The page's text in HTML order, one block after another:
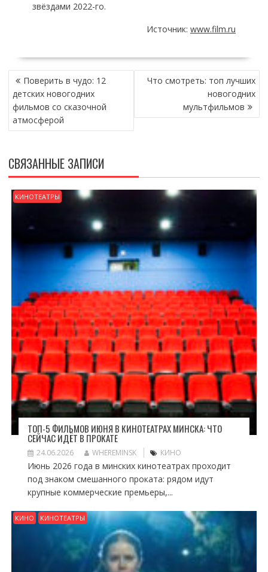
звёздами 2022-го.
Источник:www.film.ru
НАВИГАЦИЯ
ПО
ЗАПИСЯМ
Поверить в чудо: 12
детских новогодних
фильмов со сказочной
атмосферой
Что смотреть: топ лучших
новогодних
мультфильмов
СВЯЗАННЫЕ ЗАПИСИ
КИНОТЕАТРЫ
ТОП-5 ФИЛЬМОВ ИЮНЯ В КИНОТЕАТРАХ МИНСКА: ЧТО
СЕЙЧАС ИДЁТ В ПРОКАТЕ
24.06.2026 WHEREMINSK КИНО
Июнь 2026 года в минских кинотеатрах проходит
под знаком смешанного проката: рядом идут
крупные коммерческие премьеры,...
КИНО КИНОТЕАТРЫ